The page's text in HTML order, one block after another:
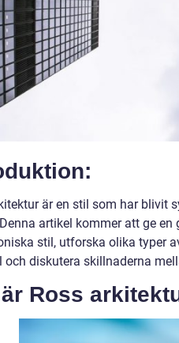
är en stil som har blivit
artikel kommer att ge en
stil, utforska olika typer
och diskutera skillnaderna
Ross